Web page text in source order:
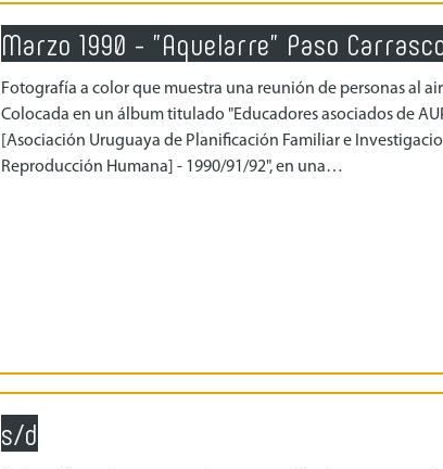
Marzo 1990 - "Aquelarre" Paso
Fotografía a color que muestra una reunión de personas al
Colocada en un álbum titulado "Educadores asociados de
[Asociación Uruguaya de Planificación Familiar e
Reproducción Humana] - 1990/91/92", en una…
s/d